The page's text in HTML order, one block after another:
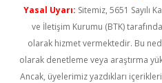
Yasal Uyarı: Sitemiz, 5651 Sayılı
ve İletişim Kurumu (BTK)
olarak hizmet vermektedir. Bu
olarak denetleme veya araştırma
Ancak, üyelerimiz yazdıkları